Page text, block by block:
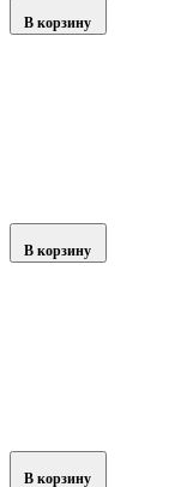
В корзину
В корзину
В корзину